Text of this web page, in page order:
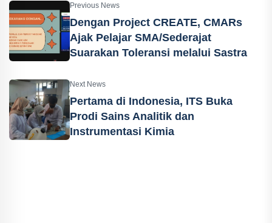
Previous News
Dengan Project CREATE, CMARs
Ajak Pelajar SMA/Sederajat
Suarakan Toleransi melalui Sastra
Next News
Pertama di Indonesia, ITS Buka
Prodi Sains Analitik dan
Instrumentasi Kimia